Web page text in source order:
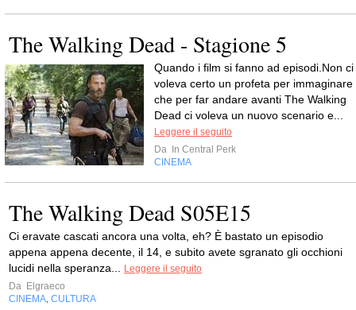
The Walking Dead - Stagione 5
Quando i film si fanno ad episodi.Non ci
voleva certo un profeta per immaginare
che per far andare avanti The Walking
Dead ci voleva un nuovo scenario e...
Leggere il seguito
Da In Central Perk
CINEMA
The Walking Dead S05E15
Ci eravate cascati ancora una volta, eh? È bastato un episodio
appena appena decente, il 14, e subito avete sgranato gli occhioni
lucidi nella speranza...
Leggere il seguito
Da Elgraeco
CINEMA CULTURA